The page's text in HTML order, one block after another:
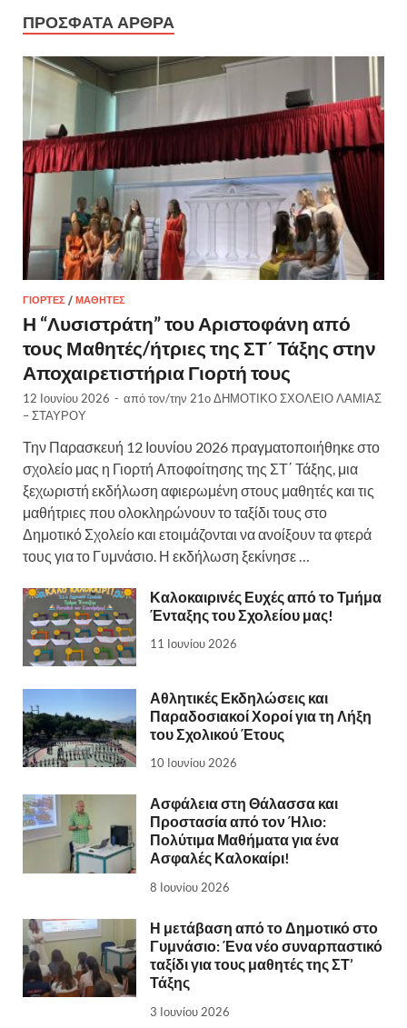
ΠΡΌΣΦΑΤΑ ΆΡΘΡΑ
ΓΙΟΡΤΈΣ / ΜΑΘΗΤΈΣ
Η “Λυσιστράτη” του Αριστοφάνη από
τους Μαθητές/ήτριες της ΣΤ΄ Τάξης στην
Αποχαιρετιστήρια Γιορτή τους
12 Ιουνίου 2026 - από τον/την 21ο ΔΗΜΟΤΙΚΟ ΣΧΟΛΕΙΟ ΛΑΜΙΑΣ
– ΣΤΑΥΡΟΥ
Την Παρασκευή 12 Ιουνίου 2026 πραγματοποιήθηκε στο
σχολείο μας η Γιορτή Αποφοίτησης της ΣΤ΄ Τάξης, μια
ξεχωριστή εκδήλωση αφιερωμένη στους μαθητές και τις
μαθήτριες που ολοκληρώνουν το ταξίδι τους στο
Δημοτικό Σχολείο και ετοιμάζονται να ανοίξουν τα φτερά
τους για το Γυμνάσιο. Η εκδήλωση ξεκίνησε …
Καλοκαιρινές Ευχές από το Τμήμα
Ένταξης του Σχολείου μας!
11 Ιουνίου 2026
Αθλητικές Εκδηλώσεις και
Παραδοσιακοί Χοροί για τη Λήξη
του Σχολικού Έτους
10 Ιουνίου 2026
Ασφάλεια στη Θάλασσα και
Προστασία από τον Ήλιο:
Πολύτιμα Μαθήματα για ένα
Ασφαλές Καλοκαίρι!
8 Ιουνίου 2026
Η μετάβαση από το Δημοτικό στο
Γυμνάσιο: Ένα νέο συναρπαστικό
ταξίδι για τους μαθητές της ΣΤ’
Τάξης
3 Ιουνίου 2026